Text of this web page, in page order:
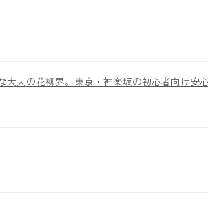
人の花柳界。東京・神楽坂の初心者向け安